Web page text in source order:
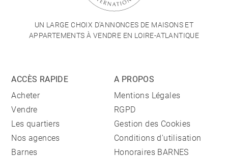
UN LARGE CHOIX D'ANNONCES DE MAISONS ET
APPARTEMENTS À VENDRE EN LOIRE-ATLANTIQUE
ACCÈS RAPIDE
Acheter
Vendre
Les quartiers
Nos agences
Barnes
A PROPOS
Mentions Légales
RGPD
Gestion des Cookies
Conditions d'utilisation
Honoraires BARNES